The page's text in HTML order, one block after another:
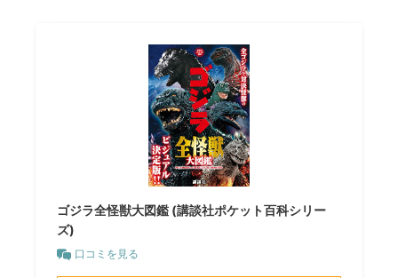
ゴジラ全怪獣大図鑑 (講談社ポケット百科シリー
ズ)
口コミを見る